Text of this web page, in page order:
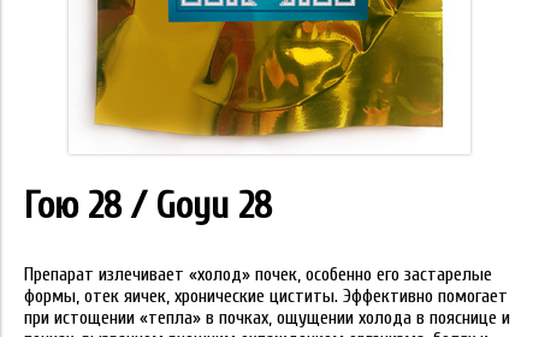
Гою 28 / Goyu 28
Препарат излечивает «холод» почек, особенно его застарелые
формы, отек яичек, хронические циститы. Эффективно помогает
при истощении «тепла» в почках, ощущении холода в пояснице и